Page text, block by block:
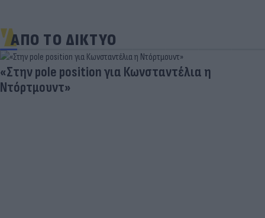
ΑΠΟ ΤΟ ΔΙΚΤΥΟ
«Στην pole position για Κωνσταντέλια η
Ντόρτμουντ»